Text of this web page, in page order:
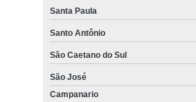
Santa Paula
Santo Antônio
São Caetano do Sul
São José
Campanario